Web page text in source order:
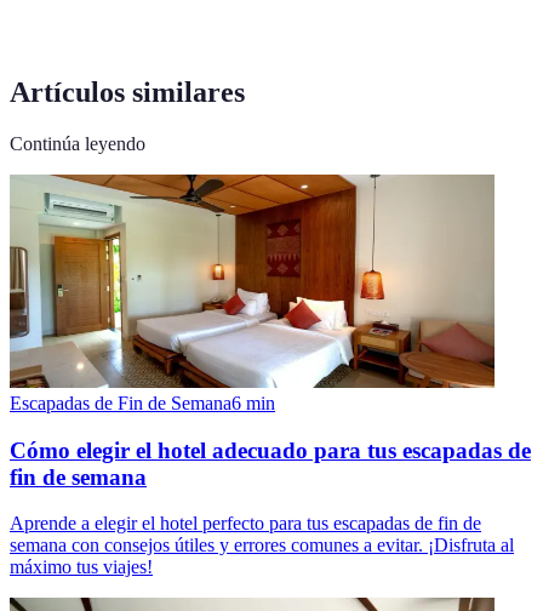
Artículos similares
Continúa leyendo
Escapadas de Fin de Semana6 min
Cómo elegir el hotel adecuado para tus escapadas de
fin de semana
Aprende a elegir el hotel perfecto para tus escapadas de fin de
semana con consejos útiles y errores comunes a evitar. ¡Disfruta al
máximo tus viajes!